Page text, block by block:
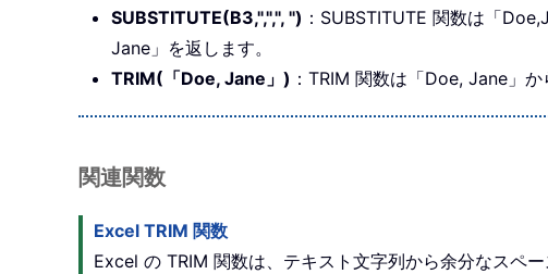
SUBSTITUTE(B3,",",", ") ：SUBSTITUTE 関数は「
Jane」を返します。
TRIM(「Doe, Jane」) ：TRIM 関数は「Doe, Jane」
関連関数
Excel TRIM 関数
Excel の TRIM 関数は、テキスト文字列から余分なスペ